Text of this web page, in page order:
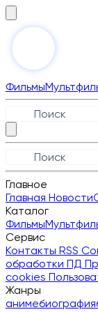
Фильмы
Главное
Главная Новости
Каталог
Фильмы
Сервис
Контакты RSS
обработки ПД
cookies
Жанры
анимебиография